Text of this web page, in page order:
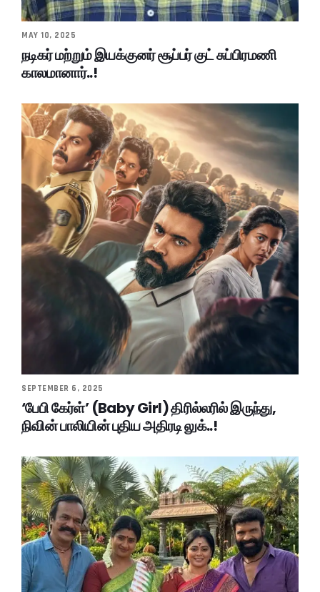
MAY 10, 2025
நடிகர் மற்றும் இயக்குனர் சூப்பர் குட் சுப்பிரமணி
காலமானார்..!
SEPTEMBER 6, 2025
‘பேபி கேர்ள்’ (Baby Girl) திரில்லரில் இருந்து,
நிவின் பாலியின் புதிய அதிரடி லுக்..!